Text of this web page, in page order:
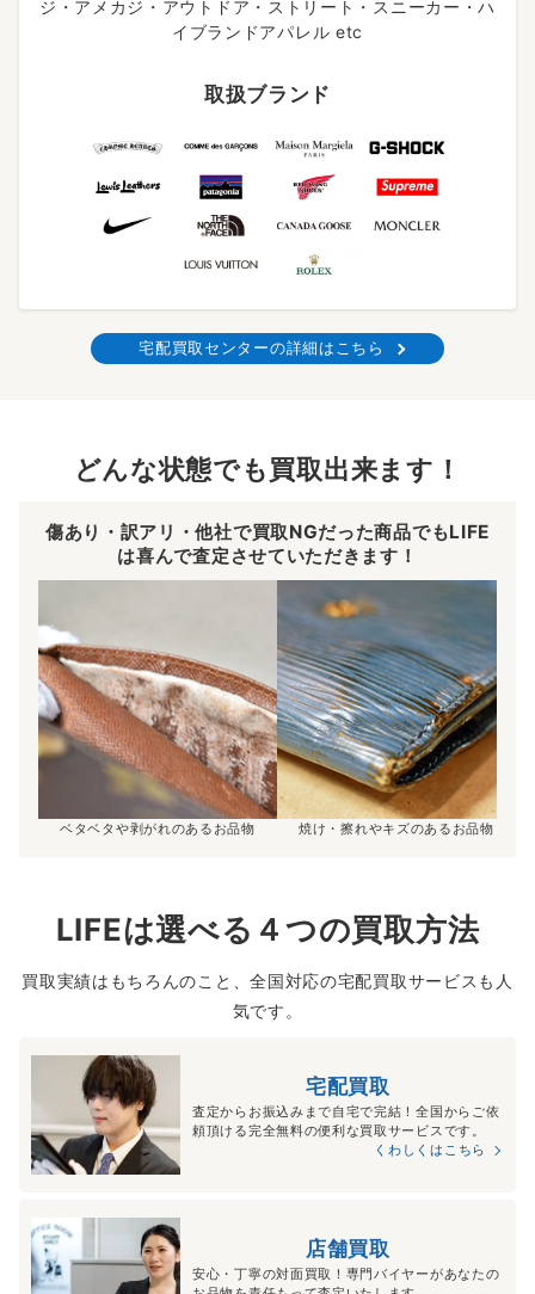
ジ・アメカジ・アウトドア・ストリート・スニーカー・ハ
イブランドアパレル etc
取扱ブランド
宅配買取センターの詳細はこちら
どんな状態でも買取出来ます！
傷あり・訳アリ・他社で買取NGだった商品でもLIFE
は喜んで査定させていただきます！
ベタベタや剥がれのあるお品物 焼け・擦れやキズのあるお品物
LIFEは選べる４つの買取方法
買取実績はもちろんのこと、全国対応の宅配買取サービスも人
気です。
宅配買取
査定からお振込みまで自宅で完結！全国からご依
頼頂ける完全無料の便利な買取サービスです。
くわしくはこちら
店舗買取
安心・丁寧の対面買取！専門バイヤーがあなたの